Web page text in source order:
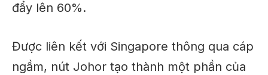
đẩy lên 60%.
Được liên kết với Singapore thông qua cáp
ngầm, nút Johor tạo thành một phần của